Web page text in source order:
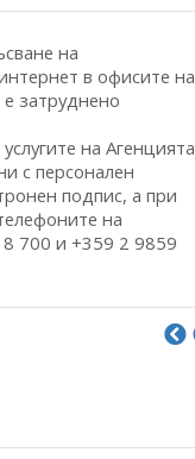
на
в офисите на
затруднено
на Агенцията
с персонален
подпис, а при
на
700 и +359 2 9859